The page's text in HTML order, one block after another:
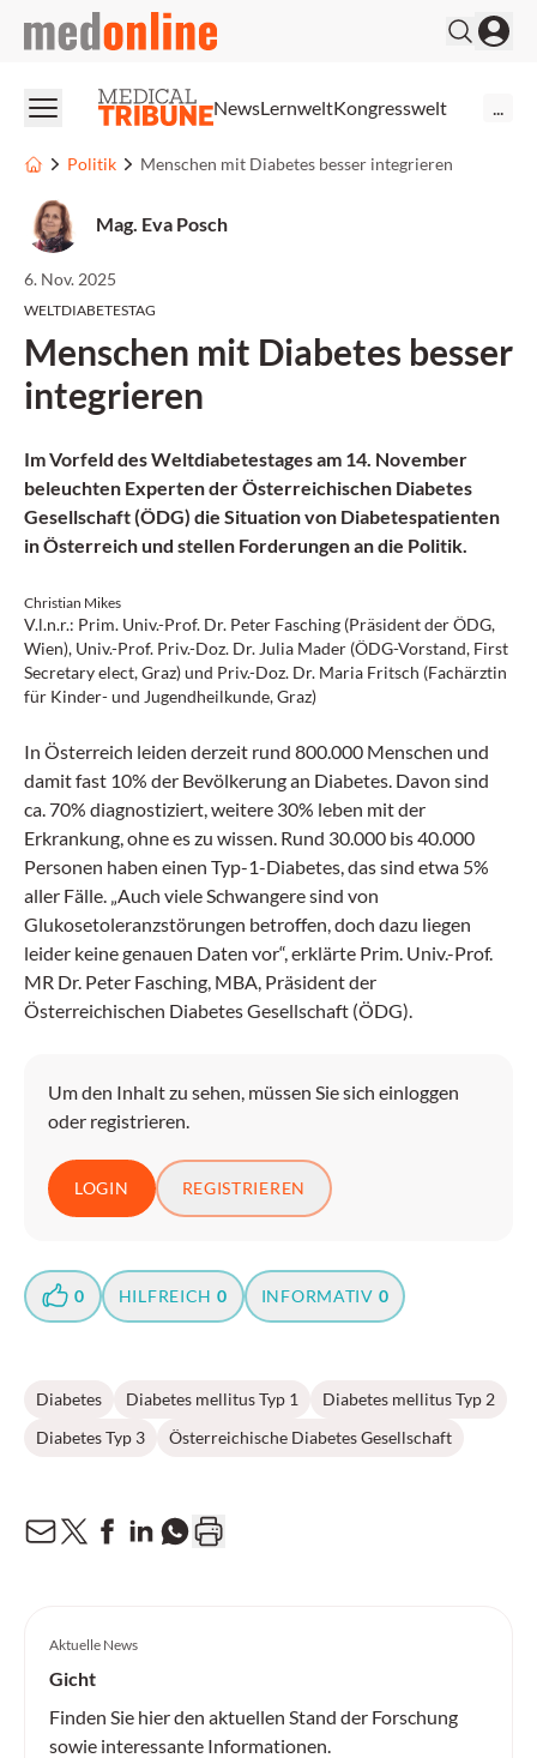
medonline
NewsLernweltKongresswelt
Politik Menschen mit Diabetes besser integrieren
Mag. Eva Posch
6. Nov. 2025
WELTDIABETESTAG
Menschen mit Diabetes besser
integrieren
Im Vorfeld des Weltdiabetestages am 14. November
beleuchten Experten der Österreichischen Diabetes
Gesellschaft (ÖDG) die Situation von Diabetespatienten
in Österreich und stellen Forderungen an die Politik.
Christian Mikes
V.l.n.r.: Prim. Univ.-Prof. Dr. Peter Fasching (Präsident der ÖDG,
Wien), Univ.-Prof. Priv.-Doz. Dr. Julia Mader (ÖDG-Vorstand, First
Secretary elect, Graz) und Priv.-Doz. Dr. Maria Fritsch (Fachärztin
für Kinder- und Jugendheilkunde, Graz)
In Österreich leiden derzeit rund 800.000 Menschen und
damit fast 10% der Bevölkerung an Diabetes. Davon sind
ca. 70% diagnostiziert, weitere 30% leben mit der
Erkrankung, ohne es zu wissen. Rund 30.000 bis 40.000
Personen haben einen Typ-1-Diabetes, das sind etwa 5%
aller Fälle. „Auch viele Schwangere sind von
Glukosetoleranzstörungen betroffen, doch dazu liegen
leider keine genauen Daten vor“, erklärte Prim. Univ.-Prof.
MR Dr. Peter Fasching, MBA, Präsident der
Österreichischen Diabetes Gesellschaft (ÖDG).
Um den Inhalt zu sehen, müssen Sie sich einloggen
oder registrieren.
LOGIN REGISTRIEREN
0 HILFREICH 0 INFORMATIV 0
Diabetes Diabetes mellitus Typ 1
Diabetes mellitus Typ 2
Diabetes Typ 3
Österreichische Diabetes Gesellschaft
Aktuelle News
Gicht
Finden Sie hier den aktuellen Stand der Forschung
sowie interessante Informationen.